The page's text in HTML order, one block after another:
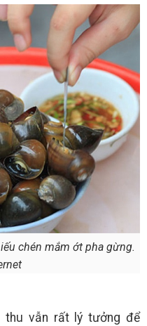
chén mắm ớt pha gừng.
thu vẫn rất lý tưởng để